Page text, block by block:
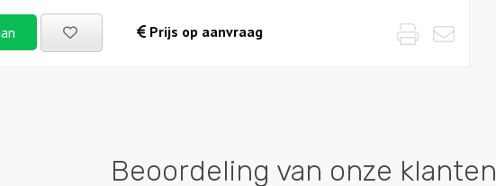
Bewaarde
uitjes
Prijs op aanvraag Email
Print
Beoordeling van onze klanten